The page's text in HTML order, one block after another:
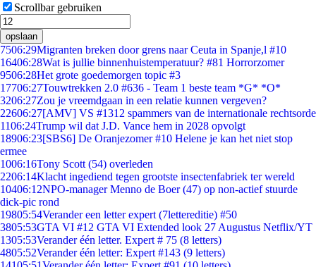
Scrollbar gebruiken
opslaan
7506:29Migranten breken door grens naar Ceuta in Spanje,l #10
16406:28Wat is jullie binnenhuistemperatuur? #81 Horrorzomer
9506:28Het grote goedemorgen topic #3
17706:27Touwtrekken 2.0 #636 - Team 1 beste team *G* *O*
3206:27Zou je vreemdgaan in een relatie kunnen vergeven?
22606:27[AMV] VS #1312 spammers van de internationale rechtsorde
1106:24Trump wil dat J.D. Vance hem in 2028 opvolgt
18906:23[SBS6] De Oranjezomer #10 Helene je kan het niet stop
ermee
1006:16Tony Scott (54) overleden
2206:14Klacht ingediend tegen grootste insectenfabriek ter wereld
10406:12NPO-manager Menno de Boer (47) op non-actief stuurde
dick-pic rond
19805:54Verander een letter expert (7lettereditie) #50
3805:53GTA VI #12 GTA VI Extended look 27 Augustus Netflix/YT
1305:53Verander één letter. Expert # 75 (8 letters)
4805:52Verander één letter: Expert #143 (9 letters)